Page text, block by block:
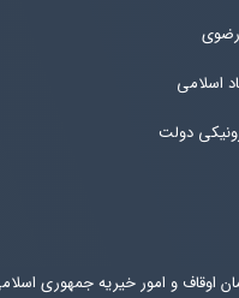
اسلامی
دولت
اوقاف و امور خیریه جمهوری